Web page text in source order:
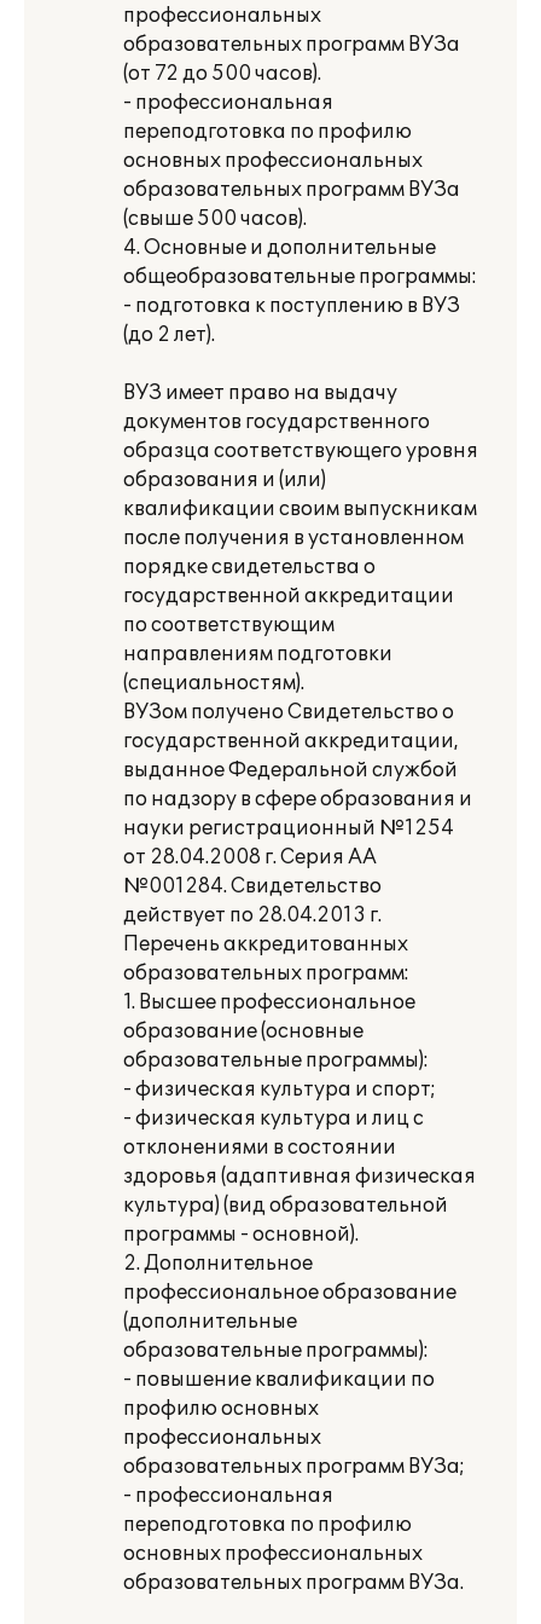
профессиональных
образовательных программ ВУЗа
(от 72 до 500 часов).
- профессиональная
переподготовка по профилю
основных профессиональных
образовательных программ ВУЗа
(свыше 500 часов).
4. Основные и дополнительные
общеобразовательные программы:
- подготовка к поступлению в ВУЗ
(до 2 лет).
ВУЗ имеет право на выдачу
документов государственного
образца соответствующего уровня
образования и (или)
квалификации своим выпускникам
после получения в установленном
порядке свидетельства о
государственной аккредитации
по соответствующим
направлениям подготовки
(специальностям).
ВУЗом получено Свидетельство о
государственной аккредитации,
выданное Федеральной службой
по надзору в сфере образования и
науки регистрационный №1254
от 28.04.2008 г. Серия АА
№001284. Свидетельство
действует по 28.04.2013 г.
Перечень аккредитованных
образовательных программ:
1. Высшее профессиональное
образование (основные
образовательные программы):
- физическая культура и спорт;
- физическая культура и лиц с
отклонениями в состоянии
здоровья (адаптивная физическая
культура) (вид образовательной
программы - основной).
2. Дополнительное
профессиональное образование
(дополнительные
образовательные программы):
- повышение квалификации по
профилю основных
профессиональных
образовательных программ ВУЗа;
- профессиональная
переподготовка по профилю
основных профессиональных
образовательных программ ВУЗа.